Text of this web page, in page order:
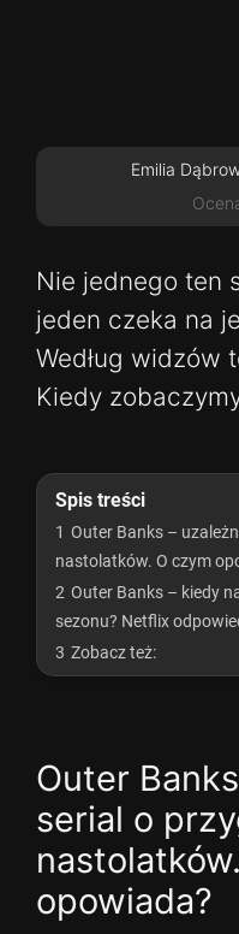
Emilia
Nie jednego ten
jeden czeka na
Według widzów
Kiedy
Spis treści
1 Outer Banks –
nastolatków. O czym
2 Outer Banks – kiedy
sezonu? Netflix
3 Zobacz też:
Outer
serial o
opowiada?